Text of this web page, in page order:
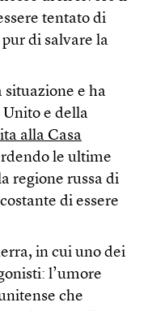
tentato di
di salvare la
situazione e ha
Unito e della
alla Casa
le ultime
regione russa di
di essere
in cui uno dei
l’umore
che